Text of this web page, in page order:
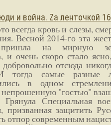
и война. Zа ленточкой
всегда кровь и слезы,
Весной 2014-го эта
на мирную
и очень скоро стало
отсюда
тогда самые разные
в одном
непрошенную "гостью"
Грянула Специальная
призванная защитить
отпор современным